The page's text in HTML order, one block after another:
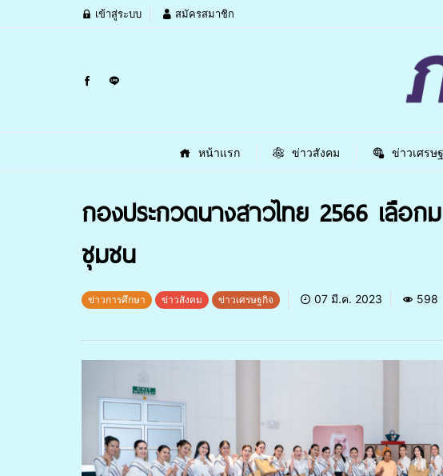
เข้าสู่ระบบ สมัครสมาชิก
หน้าแรก ข่าวสังคม ข่าวเศรษ
กองประกวดนางสาวไทย 2566 เลื
ชุมชน
ข่าวการศึกษา ข่าวสังคม ข่าวเศรษฐกิจ 07 มี.ค. 2023 598